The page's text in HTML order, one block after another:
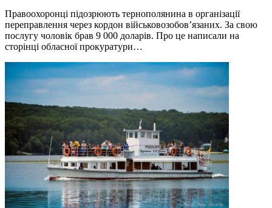
Правоохоронці підозрюють тернополянина в організації
переправлення через кордон військовозобов’язаних. За свою
послугу чоловік брав 9 000 доларів. Про це написали на
сторінці обласної прокуратури…